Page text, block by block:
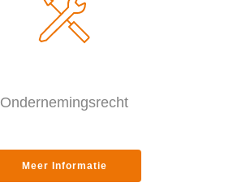
Ondernemingsrecht
Meer Informatie